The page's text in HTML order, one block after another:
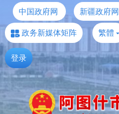
中国政府网 新疆政府网
政务新媒体矩阵
繁體
登录